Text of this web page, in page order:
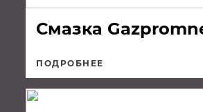
Смазка
ПОДРОБНЕЕ